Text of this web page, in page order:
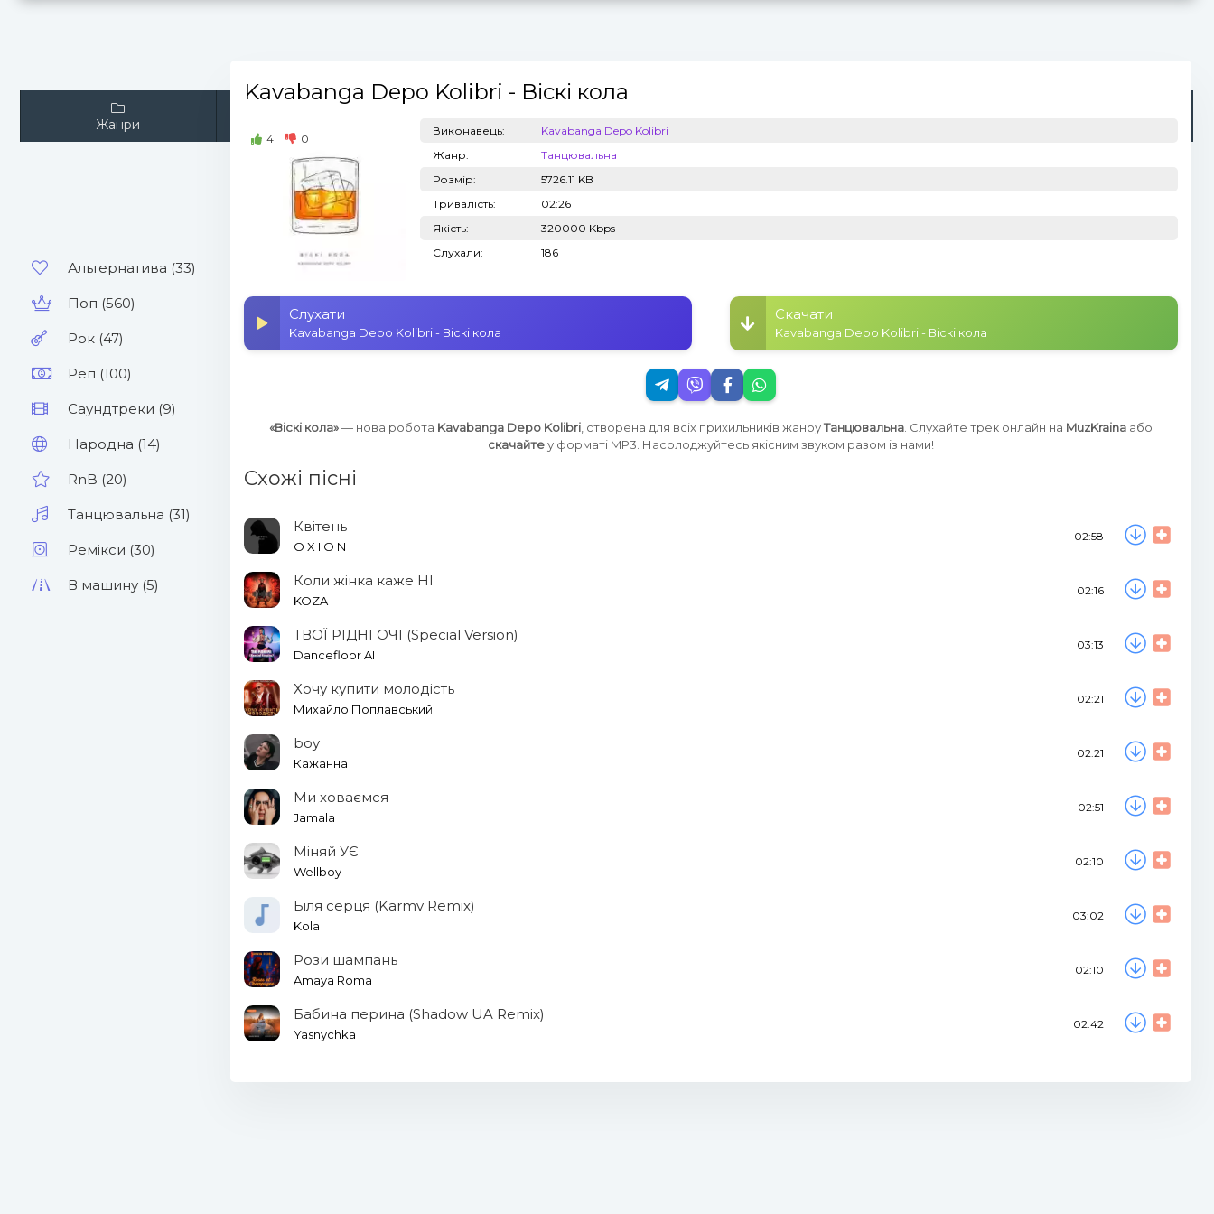
Жанри
Альтернатива (33)
Поп (560)
Рок (47)
Реп (100)
Саундтреки (9)
Народна (14)
RnB (20)
Танцювальна (31)
Ремікси (30)
В машину (5)
Kavabanga Depo Kolibri - Віскі кола
4 0
Виконавець:
Kavabanga Depo Kolibri
Жанр:
Танцювальна
Розмір:
5726.11 KB
Тривалість:
02:26
Якість:
320000 Kbps
Слухали:
186
Слухати
Kavabanga Depo Kolibri - Віскі кола
Скачати
Kavabanga Depo Kolibri - Віскі кола
«Віскі кола»— нова робота Kavabanga Depo Kolibri , створена для всіх прихильників жанруТанцювальна . Слухайте трек онлайн на MuzKraina або
скачайтеу форматі MP3. Насолоджуйтесь якісним звуком разом із нами!
Схожі пісні
Квітень
O X I O N
02:58
Коли жінка каже НІ
KOZA
02:16
ТВОЇ РІДНІ ОЧІ (Special Version)
Dancefloor AI
03:13
Хочу купити молодість
Михайло Поплавський
02:21
boy
Кажанна
02:21
Ми ховаємся
Jamala
02:51
Міняй УЄ
Wellboy
02:10
Біля серця (Karmv Remix)
Kola
03:02
Рози шампань
Amaya Roma
02:10
Бабина перина (Shadow UA Remix)
Yasnychka
02:42